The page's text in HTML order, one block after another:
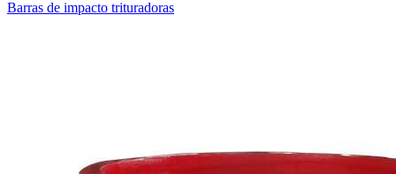
Barras de impacto trituradoras